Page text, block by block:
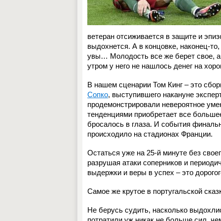
ветеран отсиживается в защите и
выдохнется. А в концовке, наконец-
увы… Молодость все же берет свое, а
утром у него не нашлось денег на
В нашем сценарии Том Кинг – это
Сопко, выступившего накануне
продемонстрировали невероятное
тенденциями приобретает все
бросалось в глаза. И события
происходило на стадионах Франции.
Остаться уже на 25-й минуте без
разрушая атаки соперников и
выдержки и веры в успех – это
Самое же крутое в португальской
Не берусь судить, насколько